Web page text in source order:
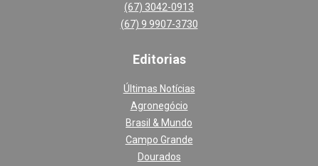
(67) 3042-0913
(67) 9 9907-3730
Editorias
Últimas Notícias
Agronegócio
Brasil & Mundo
Campo Grande
Dourados